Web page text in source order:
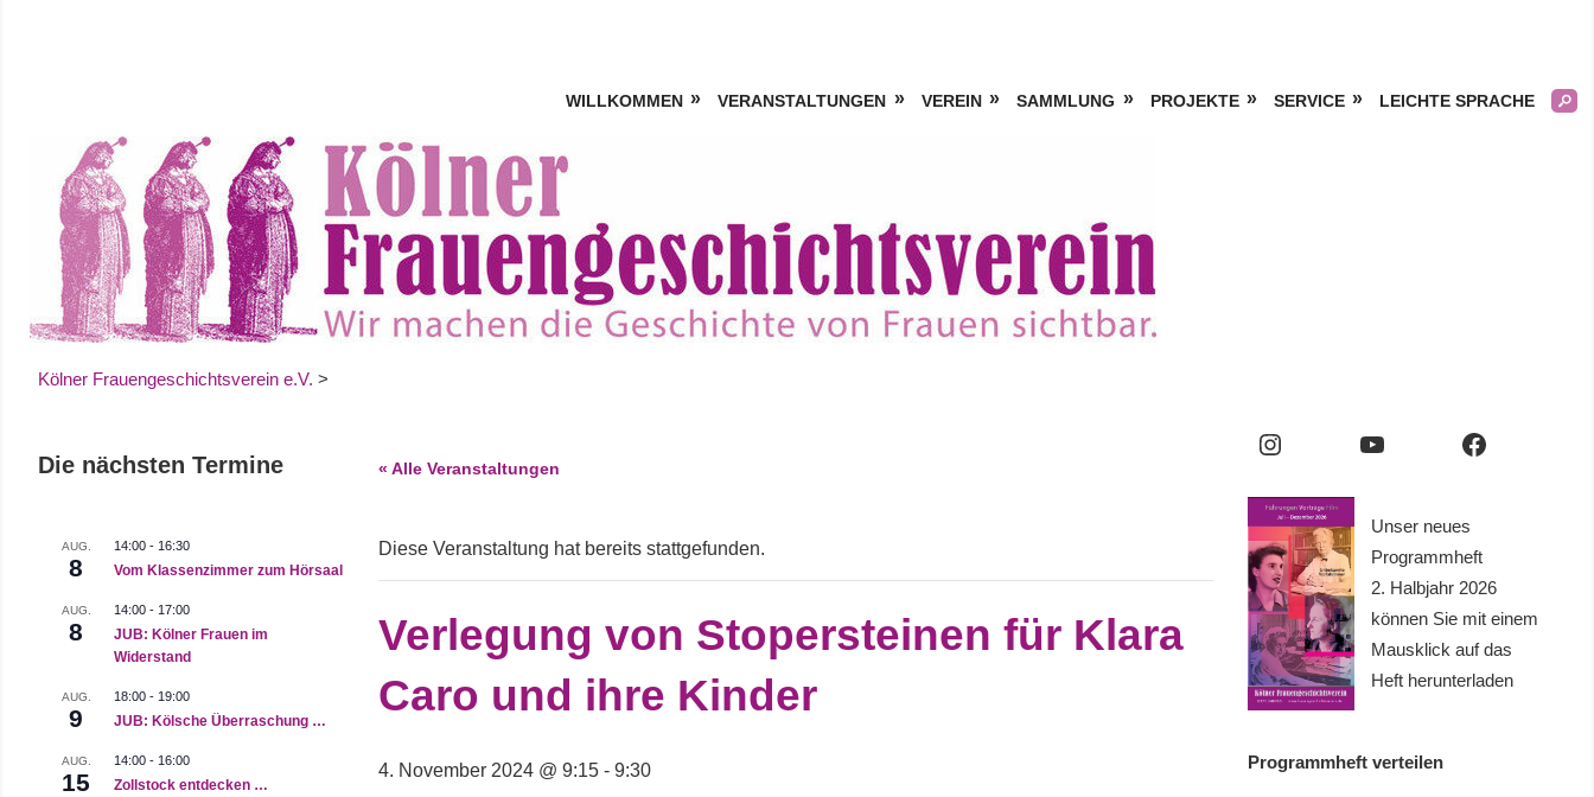
WILLKOMMEN VERANSTALTUNGEN VEREIN SAMMLUNG PROJEKTE SERVICE LEICHTE SPRACHE
Kölner Frauengeschichtsverein e.V. >
« Alle Veranstaltungen
Diese Veranstaltung hat bereits stattgefunden.
Verlegung von Stopersteinen für Klara
Caro und ihre Kinder
4. November 2024 @ 9:15 -9:30
Die nächsten Termine
AUG.
8
14:00 - 16:30
Vom Klassenzimmer zum Hörsaal
AUG.
8
14:00 - 17:00
JUB: Kölner Frauen im
Widerstand
AUG.
9
18:00 - 19:00
JUB: Kölsche Überraschung …
AUG.
15
14:00 - 16:00
Zollstock entdecken …
Instagram YouTube Facebook
Unser neues
Programmheft
2. Halbjahr 2026
können Sie mit einem
Mausklick auf das
Heft herunterladen
Programmheft verteilen